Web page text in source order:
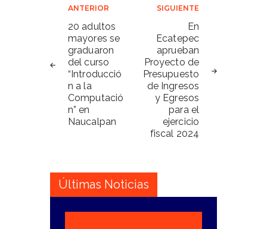
Navegación
de
entradas
ANTERIOR
20 adultos
mayores se
graduaron
del curso
“Introducció
n a la
Computació
n” en
Naucalpan
SIGUIENTE
En
Ecatepec
aprueban
Proyecto de
Presupuesto
de Ingresos
y Egresos
para el
ejercicio
fiscal 2024
Últimas Noticias